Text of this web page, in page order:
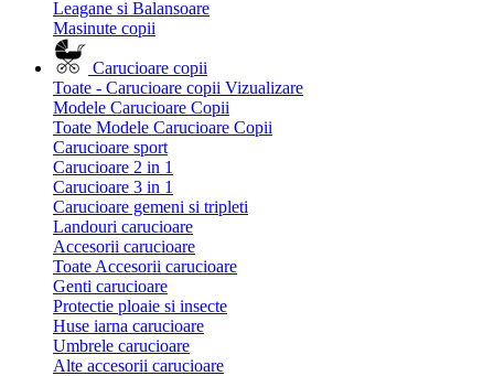
Leagane si Balansoare
Masinute copii
Carucioare copii
Toate - Carucioare copii Vizualizare
Modele Carucioare Copii
Toate Modele Carucioare Copii
Carucioare sport
Carucioare 2 in 1
Carucioare 3 in 1
Carucioare gemeni si tripleti
Landouri carucioare
Accesorii carucioare
Toate Accesorii carucioare
Genti carucioare
Protectie ploaie si insecte
Huse iarna carucioare
Umbrele carucioare
Alte accesorii carucioare